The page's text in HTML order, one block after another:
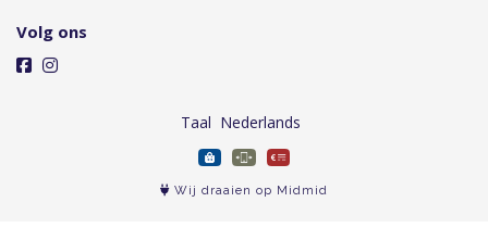
Volg ons
Taal
Wij draaien op Midmid